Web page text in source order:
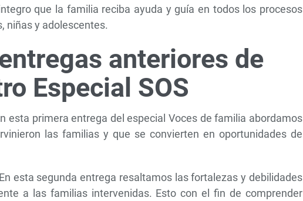
que la familia reciba ayuda y guía en todos los procesos
niñas y adolescentes.
anteriores de
Especial SOS
esta primera entrega del especial Voces de familia abordamos
las familias y que se convierten en oportunidades de
En esta segunda entrega resaltamos las fortalezas y debilidades
a las familias intervenidas. Esto con el fin de comprender